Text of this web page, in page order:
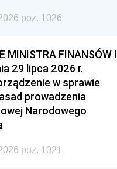
poz. 1026
MINISTRA FINANSÓW I
29 lipca 2026 r.
w sprawie
prowadzenia
Narodowego
poz. 1021